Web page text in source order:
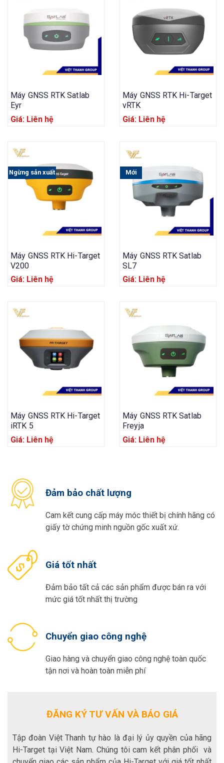
Máy GNSS RTK Satlab
Eyr
Giá: Liên hệ
Máy GNSS RTK Hi-Target
vRTK
Giá: Liên hệ
Ngừng sản xuất
Máy GNSS RTK Hi-Target
V200
Giá: Liên hệ
Mới
Máy GNSS RTK Satlab
SL7
Giá: Liên hệ
Máy GNSS RTK Hi-Target
iRTK 5
Giá: Liên hệ
Máy GNSS RTK Satlab
Freyja
Giá: Liên hệ
Đảm bảo chất lượng
Cam kết cung cấp máy móc thiết bị chính hãng có
giấy tờ chứng minh nguồn gốc xuất xứ.
Giá tốt nhất
Đảm bảo tất cả các sản phẩm được bán ra với
mức giá tốt nhất thị trường
Chuyển giao công nghệ
Giao hàng và chuyển giao công nghệ toàn quốc
tận nơi và hoàn toàn miễn phí
ĐĂNG KÝ TƯ VẤN VÀ BÁO GIÁ
Tập đoàn Việt Thanh tự hào là đại lý ủy quyền của hãng
Hi-Target tại Việt Nam. Chúng tôi cam kết phân phối và